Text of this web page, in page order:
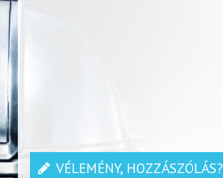
VÉLEMÉNY, HOZZÁSZÓLÁS?